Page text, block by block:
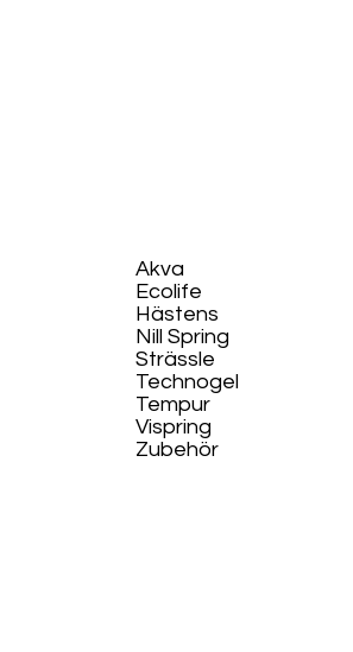
Akva
Ecolife​
Hästens
Nill Spring
Strässle
Technogel
Tempur
Vispring
Zubehör